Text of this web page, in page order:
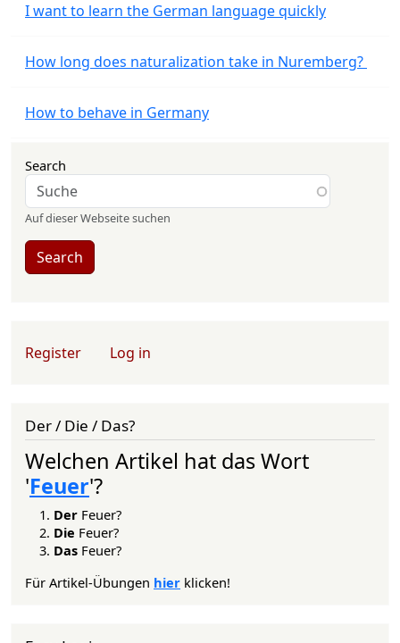
I want to learn the German language quickly
How long does naturalization take in Nuremberg?
How to behave in Germany
Search
Auf dieser Webseite suchen
Search
User account menu
Register Log in
Der / Die / Das?
Welchen Artikel hat das Wort
'Feuer'?
Der Feuer?
Die Feuer?
Das Feuer?
Für Artikel-Übungen hier klicken!